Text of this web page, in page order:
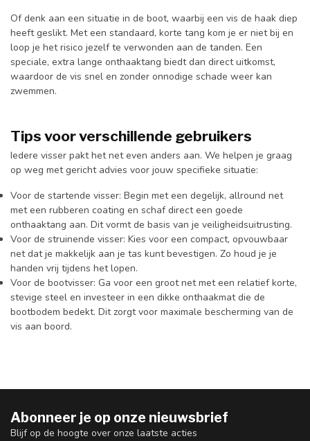
Of denk aan een situatie in de boot, waarbij een vis de haak diep
heeft geslikt. Met een standaard, korte tang kom je er niet bij en
loop je het risico jezelf te verwonden aan de tanden. Een
speciale, extra lange onthaaktang biedt dan direct uitkomst,
waardoor de vis snel en zonder onnodige schade weer kan
zwemmen.
Tips voor verschillende gebruikers
Iedere visser pakt het net even anders aan. We helpen je graag
op weg met gericht advies voor jouw specifieke situatie:
Voor de startende visser: Begin met een degelijk, allround net
met een rubberen coating en schaf direct een goede
onthaaktang aan. Dit vormt de basis van je veiligheidsuitrusting.
Voor de struinende visser: Kies voor een compact, opvouwbaar
net dat je makkelijk aan je tas kunt bevestigen. Zo houd je je
handen vrij tijdens het lopen.
Voor de bootvisser: Ga voor een groot net met een relatief korte,
stevige steel en investeer in een dikke onthaakmat die de
bootbodem bedekt. Dit zorgt voor maximale bescherming van de
vis aan boord.
Abonneer je op onze nieuwsbrief
Blijf op de hoogte over onze laatste acties